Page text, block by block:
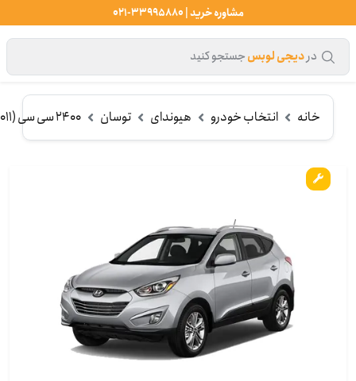
مشاوره خرید | 33995880-021
دردیجی لوبسجستجو کنید
خانه انتخاب خودرو هیوندای توسان 2400 سی سی (2011-2013) MPI